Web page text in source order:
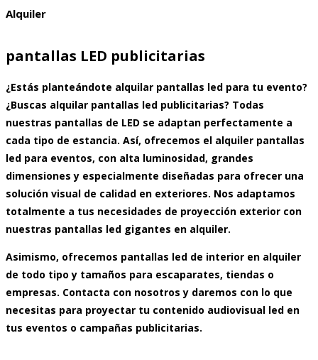
Alquiler
pantallas LED publicitarias
¿Estás planteándote alquilar pantallas led para tu evento?
¿Buscas alquilar pantallas led publicitarias? Todas
nuestras pantallas de LED se adaptan perfectamente a
cada tipo de estancia. Así, ofrecemos el alquiler pantallas
led para eventos, con alta luminosidad, grandes
dimensiones y especialmente diseñadas para ofrecer una
solución visual de calidad en exteriores. Nos adaptamos
totalmente a tus necesidades de proyección exterior con
nuestras pantallas led gigantes en alquiler.
Asimismo, ofrecemos pantallas led de interior en alquiler
de todo tipo y tamaños para escaparates, tiendas o
empresas. Contacta con nosotros y daremos con lo que
necesitas para proyectar tu contenido audiovisual led en
tus eventos o campañas publicitarias.